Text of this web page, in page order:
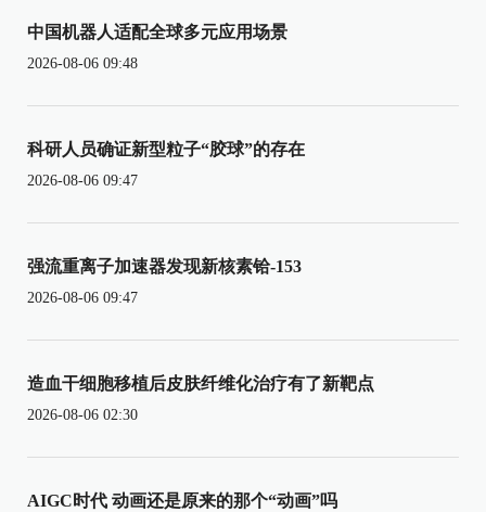
中国机器人适配全球多元应用场景
2026-08-06 09:48
科研人员确证新型粒子“胶球”的存在
2026-08-06 09:47
强流重离子加速器发现新核素铪-153
2026-08-06 09:47
造血干细胞移植后皮肤纤维化治疗有了新靶点
2026-08-06 02:30
AIGC时代 动画还是原来的那个“动画”吗